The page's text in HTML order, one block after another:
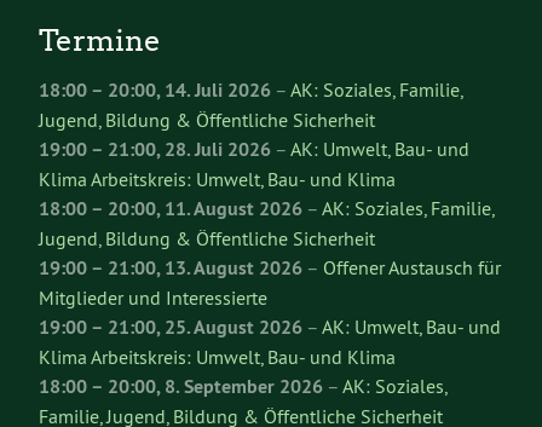
Termine
18:00– 20:00,14. Juli 2026 – AK: Soziales, Familie,
Jugend, Bildung & Öffentliche Sicherheit
19:00– 21:00,28. Juli 2026 – AK: Umwelt, Bau- und
Klima Arbeitskreis: Umwelt, Bau- und Klima
18:00– 20:00,11. August 2026 – AK: Soziales, Familie,
Jugend, Bildung & Öffentliche Sicherheit
19:00– 21:00,13. August 2026 – Offener Austausch für
Mitglieder und Interessierte
19:00– 21:00,25. August 2026 – AK: Umwelt, Bau- und
Klima Arbeitskreis: Umwelt, Bau- und Klima
18:00– 20:00,8. September 2026 – AK: Soziales,
Familie, Jugend, Bildung & Öffentliche Sicherheit